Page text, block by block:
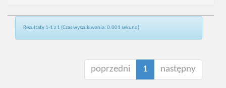
Rezultaty 1-1 z 1 (Czas wyszukiwania: 0.001 sekund).
poprzedni 1 następny